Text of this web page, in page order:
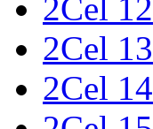
2Cel 12
2Cel 13
2Cel 14